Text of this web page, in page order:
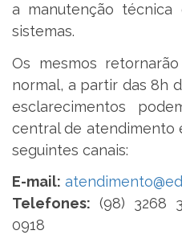
a manutenção técnica
sistemas.
Os mesmos
normal, a partir das 8h
esclarecimentos
central de atendimento
seguintes canais:
E-mail:
Telefones: (98) 3268
0918